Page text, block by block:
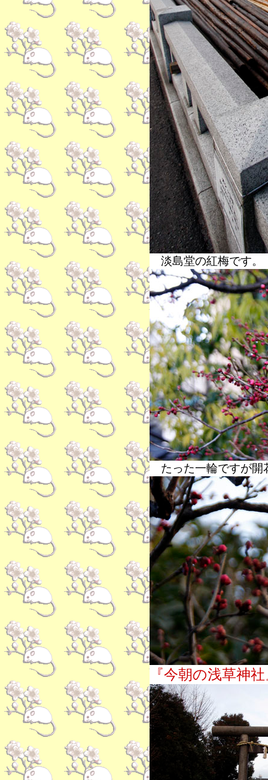
淡島堂の紅梅です。
たった一輪ですが開
『今朝の浅草神社